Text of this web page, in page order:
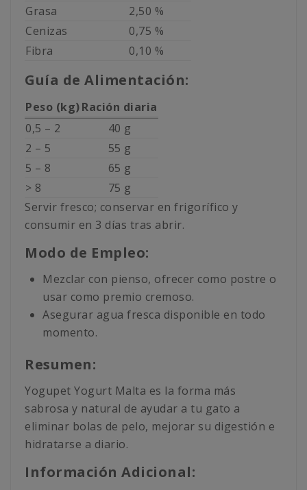
Grasa
2,50 %
Cenizas
0,75 %
Fibra
0,10 %
Guía de Alimentación:
Peso (kg)Ración diaria
0,5 – 2
40 g
2 – 5
55 g
5 – 8
65 g
> 8
75 g
Servir fresco; conservar en frigorífico y
consumir en 3 días tras abrir.
Modo de Empleo:
Mezclar con pienso, ofrecer como postre o
usar como premio cremoso.
Asegurar agua fresca disponible en todo
momento.
Resumen:
Yogupet Yogurt Malta es la forma más
sabrosa y natural de ayudar a tu gato a
eliminar bolas de pelo, mejorar su digestión e
hidratarse a diario.
Información Adicional: